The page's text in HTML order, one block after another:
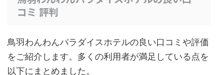
コミ 評判
鳥羽わんわんパラダイスホテルの良い口コミや評価
をご紹介します。多くの利用者が満足している点を
以下にまとめました。